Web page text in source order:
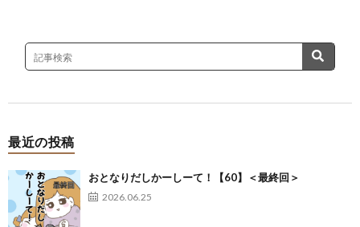
最近の投稿
おとなりだしかーしーて！【60】＜最終回＞
2026.06.25